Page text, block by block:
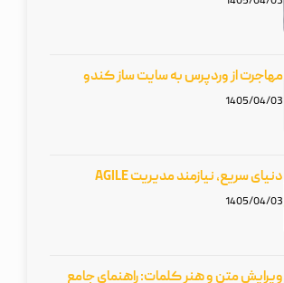
مهاجرت از وردپرس به سایت ساز کندو
1405/04/03
دنیای سریع، نیازمند مدیریت AGILE
1405/04/03
ویرایش متن و هنر کلمات: راهنمای جامع